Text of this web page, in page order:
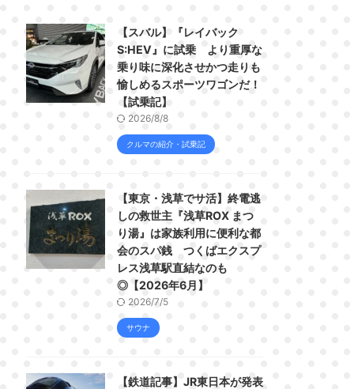
【スバル】『レイバック
S:HEV』に試乗 より重厚な
乗り味に深化させかつ走りも
愉しめるスポーツワゴンだ！
【試乗記】
2026/8/8
クルマの紹介・試乗記
【東京・浅草でサ活】終電逃
しの救世主『浅草ROX まつ
り湯』は家族利用に便利な都
会のスパ銭 つくばエクスプ
レス浅草駅直結なのも
◎【2026年6月】
2026/7/5
サウナ
【鉄道記事】JR東日本が発表